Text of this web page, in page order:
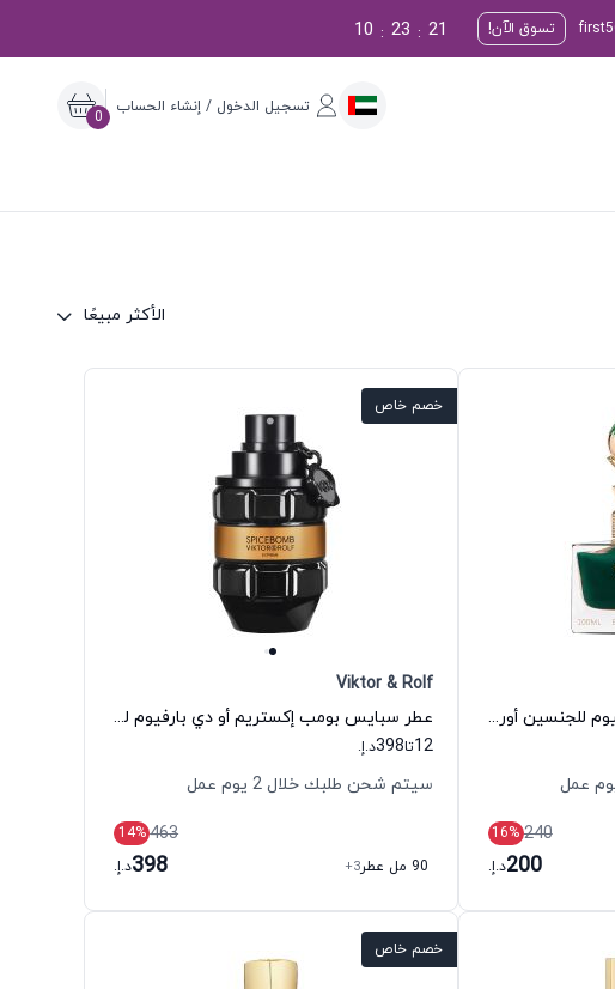
تسوق الآن! 20
:
23
:
10
تسجيل الدخول / إنشاء الحساب
0
الأكثر مبيعًا
عطر رويال جرين أو دي بارفيوم للجنسين أورورا سنتس
240
16%
200د.إ.
خصم خاص
Viktor & Rolf
عطر سبايس بومب إكستريم أو دي بارفيوم للرجال فيكتور آند رولف
12تا398د.إ.
سيتم شحن طلبك خلال 2 يوم عمل
463
14%
90 مل عطر
+3
398د.إ.
خصم خاص